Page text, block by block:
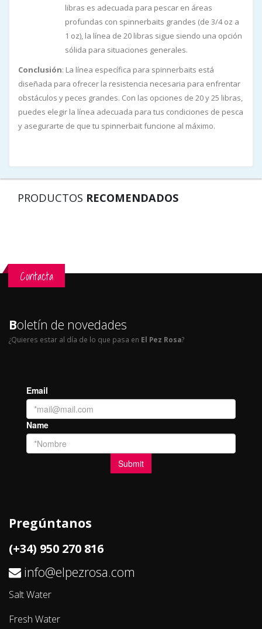
libras es adecuada para pescar en áreas
profundas con spinnerbaits grandes (de 3/4 oz a
1 oz), la línea de 20 libras sigue siendo una opción
sólida para situaciones generales.
Conclusión: La línea específica para spinnerbaits está
diseñada para ofrecer la resistencia necesaria para enfrentar
obstáculos y peces grandes. Con las opciones de 20 y 25 libras,
puedes elegir la línea adecuada para tus condiciones de pesca
y asegurarte de que tu spinnerbait funcione al máximo.
PRODUCTOS RECOMENDADOS
Contacta
Boletín de novedades
¿Quieres estar al día de lo que pasa en El Pez Rosa?
Pregúntanos
(+34) 950 270 816
info@elpezrosa.com
Salt Water
Fresh Water